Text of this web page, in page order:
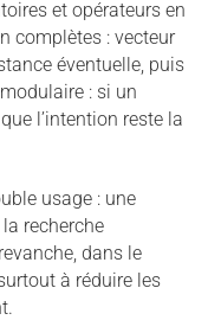
et opérateurs en
complètes : vecteur
éventuelle, puis
: si un
l’intention reste la
usage : une
recherche
dans le
à réduire les